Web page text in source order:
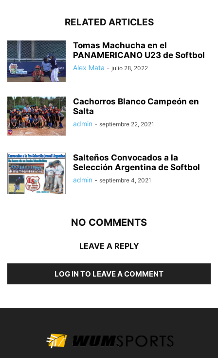
RELATED ARTICLES
Tomas Machucha en el
PANAMERICANO U23 de Softbol
Alex Mata - julio 28, 2022
Cachorros Blanco Campeón en
Salta
admin - septiembre 22, 2021
Salteños Convocados a la
Selección Argentina de Softbol
admin - septiembre 4, 2021
NO COMMENTS
LEAVE A REPLY
LOG IN TO LEAVE A COMMENT